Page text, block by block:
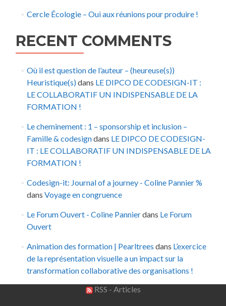
Cercle Écologie – Oui aux réunions pour produire !
RECENT COMMENTS
Où il est question de l’auteur – (heureuse(s))
Heuristique(s)dans LE DIPCO DE CODESIGN-IT :
LE COLLABORATIF UN INDISPENSABLE DE LA
FORMATION !
Le cheminement : 1 – sponsorship et inclusion –
Famille & codesigndans LE DIPCO DE CODESIGN-
IT : LE COLLABORATIF UN INDISPENSABLE DE LA
FORMATION !
Codesign-it: Journal of a journey - Coline Pannier %
dans Voyage en congruence
Le Forum Ouvert - Coline Pannierdans Le Forum
Ouvert
Animation des formation | Pearltrees dans L’exercice
de la représentation visuelle a un impact sur la
transformation collaborative des organisations !
RSS - Articles